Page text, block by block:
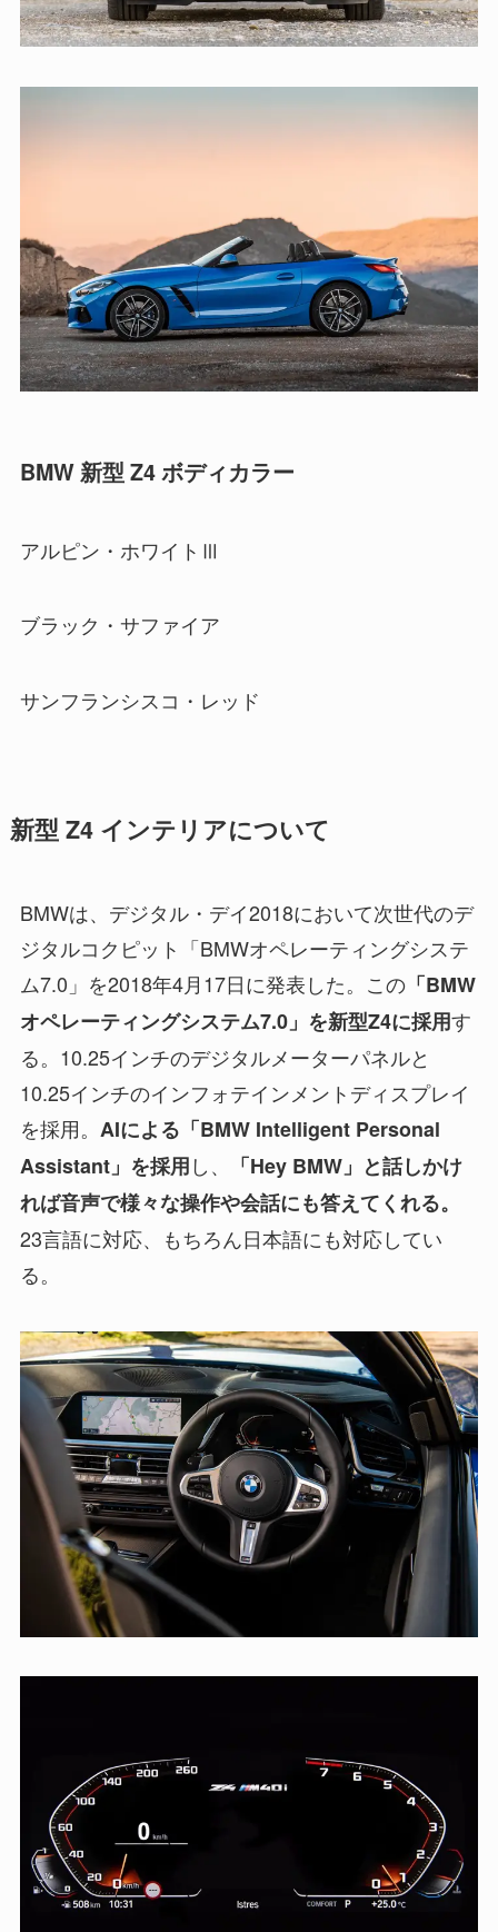
BMW 新型 Z4 ボディカラー
アルピン・ホワイトⅢ
ブラック・サファイア
サンフランシスコ・レッド
新型 Z4 インテリアについて
BMWは、デジタル・デイ2018において次世代のデ
ジタルコクピット「BMWオペレーティングシステ
ム7.0」を2018年4月17日に発表した。この「BMW
オペレーティングシステム7.0」を新型Z4に採用す
る。10.25インチのデジタルメーターパネルと
10.25インチのインフォテインメントディスプレイ
を採用。 AIによる「BMW Intelligent Personal
Assistant」を採用し、
「Hey BMW」と話しかけ
れば音声で様々な操作や会話にも答えてくれる。
23言語に対応、もちろん日本語にも対応してい
る。